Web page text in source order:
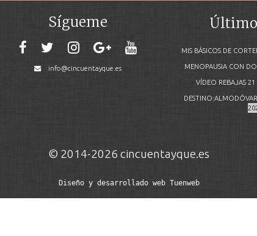
Sígueme
info@cincuentayque.es
MIS BÁSICOS DE
MENOPAUSIA CON
VÍDEO REBAJAS 21
© 2014-2026 cincuentayque.es
Diseño y desarrollado web Tuenweb